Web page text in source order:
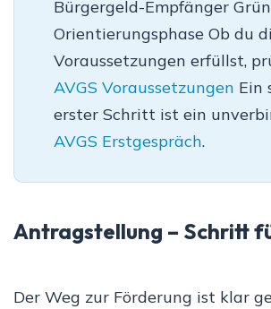
Bürgergeld-Empfänger
Orientierungsphase Ob du
Voraussetzungen erfüllst,
AVGS Voraussetzungen Ein
erster Schritt ist ein
AVGS Erstgespräch.
Antragstellung – Schritt
Der Weg zur Förderung ist klar